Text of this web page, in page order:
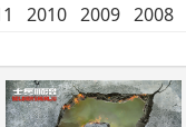
2010 2009 2008